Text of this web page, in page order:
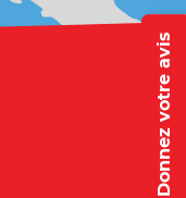
Donnez votre avis